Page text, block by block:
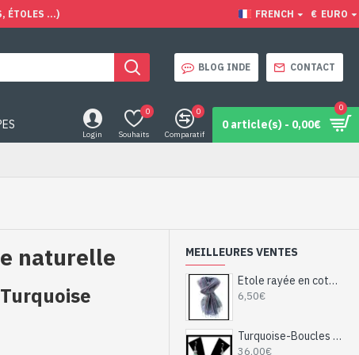
ÉTOLES ...) FRENCH € EURO
BLOG INDE CONTACT
Login Souhaits
0
Comparatif
0
0 article(s) - 0,00€
0
naturelle
MEILLEURES VENTES
Etole rayée en coton et viscose - Etole indienne
6,50€
Turquoise-Boucles d'Oreilles indiennes Turquoise-Bijoux Inde
36,00€